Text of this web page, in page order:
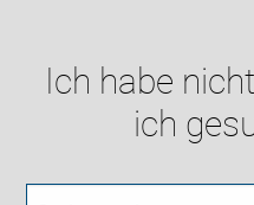
Ich habe
ich